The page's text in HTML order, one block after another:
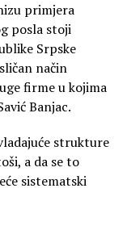
primjera
posla stoji
Srpske
način
firme u kojima
Banjac.
strukture
a da se to
sistematski